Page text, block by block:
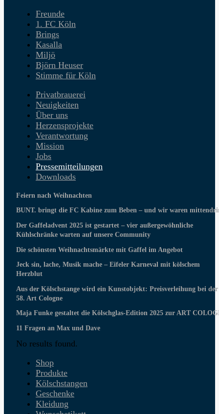
Freunde
1. FC Köln
Brings
Kasalla
Miljö
Björn Heuser
Stimme für Köln
Privatbrauerei
Neuigkeiten
Über uns
Herzensprojekte
Verantwortung
Mission
Jobs
Pressemitteilungen
Downloads
Feiern nach Weihnachten
BUNT. bringt die FC Kabine zum Beben – und wir waren
Der Gaffeladvent 2025 ist gestartet – vier außergewöhnliche
Kühlschränke warten auf unsere Community
Die schönsten Weihnachtsmärkte mit Gaffel im Angebot
Jeck sin, lache, Musik mache – Eifeler Karneval mit kölschem
Herzblut
Aus der Kölschstange wird ein Kunstobjekt: Preisverleihung bei der
58. Art Cologne
Maja Funke gestaltet die Kölschglas-Edition 2025 zur ART
11 Fragen an Max und Dave
No results found.
Shop
Produkte
Kölschstangen
Geschenke
Kleidung